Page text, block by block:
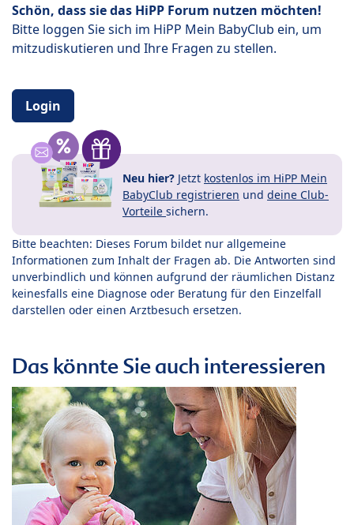
Schön, dass sie das HiPP Forum nutzen möchten!
Bitte loggen Sie sich im HiPP Mein BabyClub ein, um
mitzudiskutieren und Ihre Fragen zu stellen.
Login
Neu hier? Jetzt kostenlos im HiPP Mein
BabyClub registrieren und deine Club-
Vorteile sichern.
Bitte beachten: Dieses Forum bildet nur allgemeine
Informationen zum Inhalt der Fragen ab. Die Antworten sind
unverbindlich und können aufgrund der räumlichen Distanz
keinesfalls eine Diagnose oder Beratung für den Einzelfall
darstellen oder einen Arztbesuch ersetzen.
Das könnte Sie auch interessieren